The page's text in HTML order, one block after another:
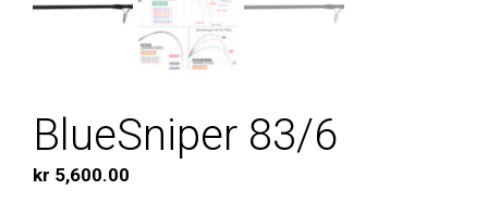
BlueSniper 83/6
kr 5,600.00